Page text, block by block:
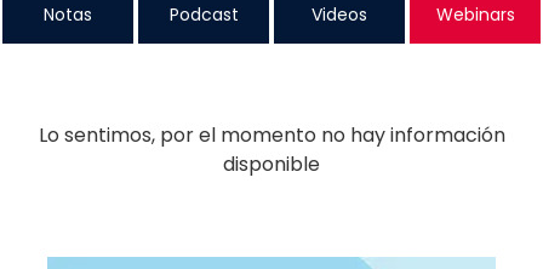
Notas Podcast Videos Webinars
Lo sentimos, por el momento no hay información
disponible